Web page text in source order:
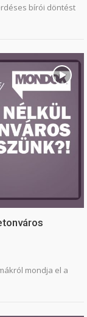
bírói döntést
mondja el a